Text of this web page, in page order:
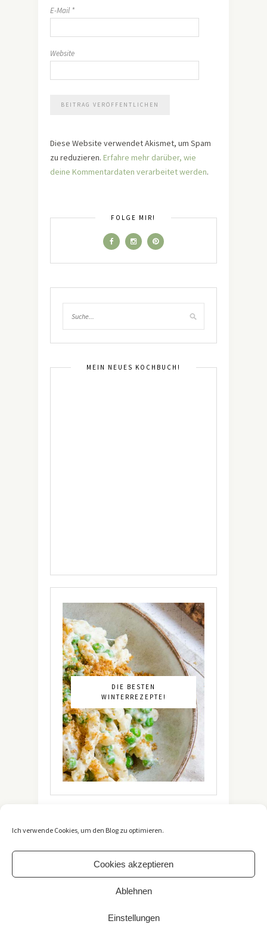
Ich verwende Cookies, um den Blog zu optimieren.
Cookies akzeptieren
Ablehnen
Einstellungen
E-Mail *
Website
Diese Website verwendet Akismet, um Spam
zu reduzieren. Erfahre mehr darüber, wie
deine Kommentardaten verarbeitet werden.
FOLGE MIR!
MEIN NEUES KOCHBUCH!
DIE BESTEN
WINTERREZEPTE!
Reserved. / *Affiliate-Link